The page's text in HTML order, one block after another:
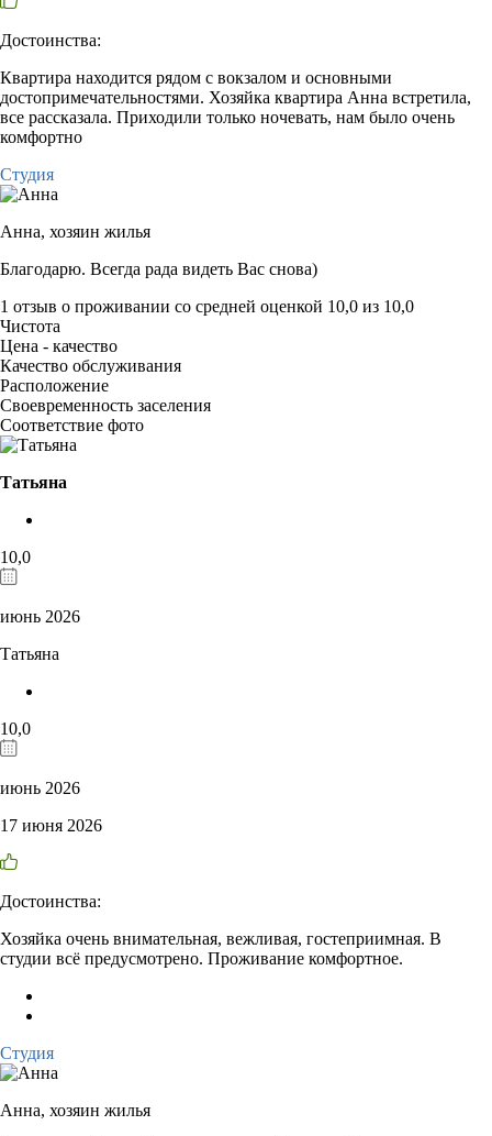
Достоинства:
Квартира находится рядом с вокзалом и основными
достопримечательностями. Хозяйка квартира Анна встретила,
все рассказала. Приходили только ночевать, нам было очень
комфортно
Студия
Анна, хозяин жилья
Благодарю. Всегда рада видеть Вас снова)
1 отзыв о проживании со средней оценкой 10,0 из 10,0
Чистота
Цена - качество
Качество обслуживания
Расположение
Своевременность заселения
Соответствие фото
Татьяна
10,0
июнь 2026
Татьяна
10,0
июнь 2026
17 июня 2026
Достоинства:
Хозяйка очень внимательная, вежливая, гостеприимная. В
студии всё предусмотрено. Проживание комфортное.
Студия
Анна, хозяин жилья